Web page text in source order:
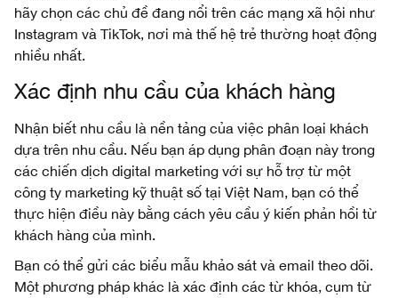
hãy chọn các chủ đề đang nổi trên các mạng xã hội như
Instagram và TikTok, nơi mà thế hệ trẻ thường hoạt động
nhiều nhất.
Xác định nhu cầu của khách hàng
Nhận biết nhu cầu là nền tảng của việc phân loại khách
dựa trên nhu cầu. Nếu bạn áp dụng phân đoạn này trong
các chiến dịch digital marketing với sự hỗ trợ từ một
công ty marketing kỹ thuật số tại Việt Nam, bạn có thể
thực hiện điều này bằng cách yêu cầu ý kiến phản hồi từ
khách hàng của mình.
Bạn có thể gửi các biểu mẫu khảo sát và email theo dõi.
Một phương pháp khác là xác định các từ khóa, cụm từ